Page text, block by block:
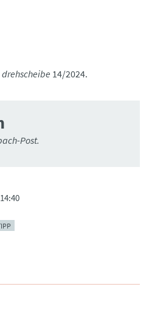
drehscheibe 14/2024.
Post.